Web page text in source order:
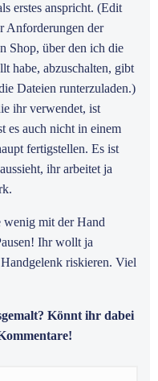
erstes anspricht. (Edit
Anforderungen der
Shop, über den ich die
habe, abzuschalten, gibt
Dateien runterzuladen.)
ihr verwendet, ist
es auch nicht in einem
fertigstellen. Es ist
ihr arbeitet ja
mit der Hand
Ihr wollt ja
riskieren. Viel
Könnt ihr dabei